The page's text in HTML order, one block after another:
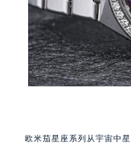
欧米茄星座系列从宇宙中星